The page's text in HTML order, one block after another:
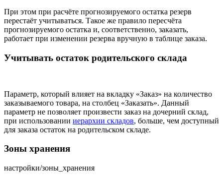
При этом при расчёте прогнозируемого остатка резерв
перестаёт учитываться. Такое же правило пересчёта
прогнозируемого остатка и, соответственно, заказать,
работает при изменении резерва вручную в таблице заказа.
Учитывать остаток родительского склада
Параметр, который влияет на вкладку «Заказ» на количество
заказываемого товара, на столбец «Заказать». Данный
параметр не позволяет произвести заказ на дочерний склад,
при использовании иерархии складов, больше, чем доступный
для заказа остаток на родительском складе.
Зоны хранения
настройки/зоны_хранения